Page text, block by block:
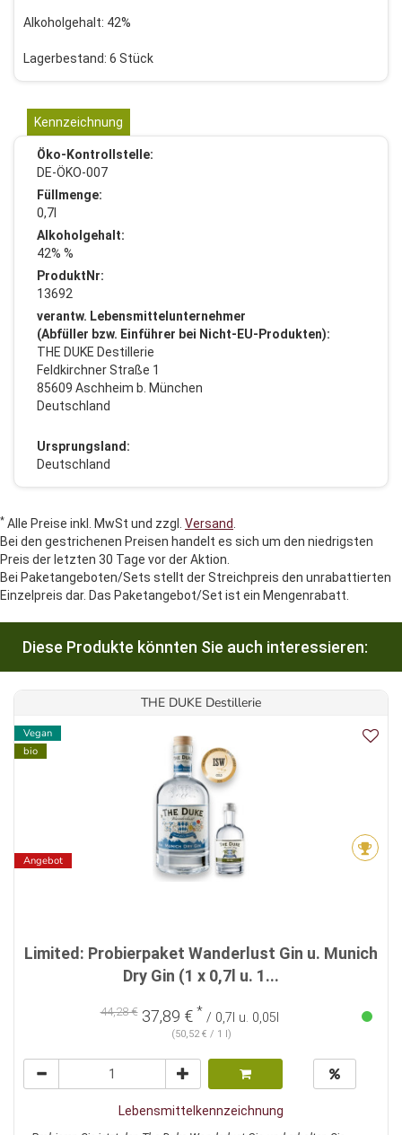
Alkoholgehalt: 42%
Lagerbestand: 6 Stück
Kennzeichnung
Öko-Kontrollstelle:
DE-ÖKO-007
Füllmenge:
0,7l
Alkoholgehalt:
42% %
ProduktNr:
13692
verantw. Lebensmittelunternehmer
(Abfüller bzw. Einführer bei Nicht-EU-Produkten):
THE DUKE Destillerie
Feldkirchner Straße 1
85609 Aschheim b. München
Deutschland
Ursprungsland:
Deutschland
* Alle Preise inkl. MwSt und zzgl. Versand
Bei den gestrichenen Preisen handelt es sich um den niedrigsten
Preis der letzten 30 Tage vor der Aktion.
Bei Paketangeboten/Sets stellt der Streichpreis den unrabattierten
Einzelpreis dar. Das Paketangebot/Set ist ein Mengenrabatt.
Diese Produkte könnten Sie auch interessieren:
THE DUKE Destillerie
Vegan
bio
Angebot
Limited: Probierpaket Wanderlust Gin u. Munich
Dry Gin (1 x 0,7l u. 1...
44,28 €37,89 € * / 0,7l u. 0,05l
(50,52 € / 1 l)
Lebensmittelkennzeichnung